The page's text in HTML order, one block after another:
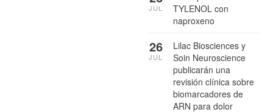
TYLENOL con
naproxeno
JUL
Lilac Biosciences y
Soin Neuroscience
publicarán una
revisión clínica sobre
biomarcadores de
ARN para dolor
26
JUL